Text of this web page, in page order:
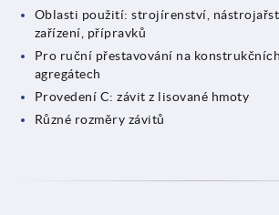
Oblasti použití: strojírenství,
zařízení, přípravků
Pro ruční přestavování na
agregátech
Provedení C: závit z lisované hmoty
Různé rozměry závitů